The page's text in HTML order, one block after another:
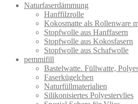
Naturfaserdämmung
Hanffilzrolle
Kokosmatte als Rollenware
Stopfwolle aus Hanffasern
Stopfwolle aus Kokosfasern
Stopfwolle aus Schafwolle
pemmifill
Bastelwatte. Füllwatte,
Faserkügelchen
Naturfüllmaterialien
Silikonisiertes Polyestervlies